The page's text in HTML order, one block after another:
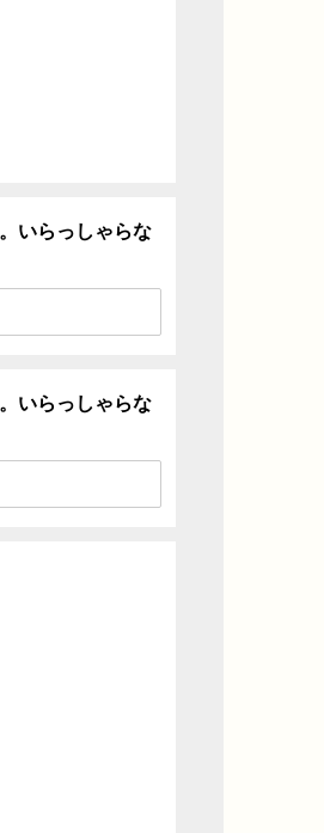
いらっしゃらな
いらっしゃらな